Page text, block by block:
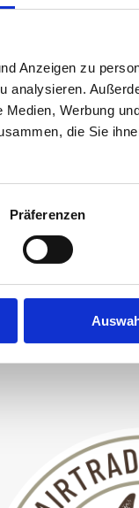
Anzeigen zu
analysieren.
Werbung
die Sie
Präferenzen
L